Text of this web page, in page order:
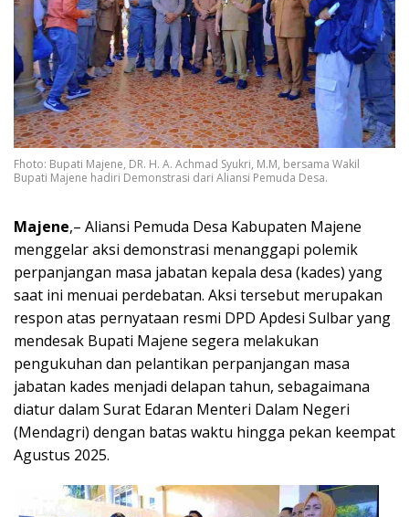
Fhoto: Bupati Majene, DR. H. A. Achmad Syukri, M.M, bersama Wakil
Bupati Majene hadiri Demonstrasi dari Aliansi Pemuda Desa.
Majene,– Aliansi Pemuda Desa Kabupaten Majene
menggelar aksi demonstrasi menanggapi polemik
perpanjangan masa jabatan kepala desa (kades) yang
saat ini menuai perdebatan. Aksi tersebut merupakan
respon atas pernyataan resmi DPD Apdesi Sulbar yang
mendesak Bupati Majene segera melakukan
pengukuhan dan pelantikan perpanjangan masa
jabatan kades menjadi delapan tahun, sebagaimana
diatur dalam Surat Edaran Menteri Dalam Negeri
(Mendagri) dengan batas waktu hingga pekan keempat
Agustus 2025.